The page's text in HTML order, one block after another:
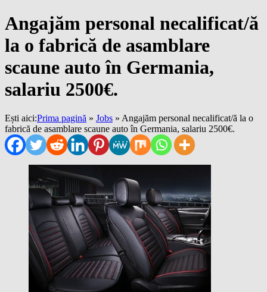
Angajăm personal necalificat/ă
la o fabrică de asamblare
scaune auto în Germania,
salariu 2500€.
Ești aici:Prima pagină » Jobs » Angajăm personal necalificat/ă la o
fabrică de asamblare scaune auto în Germania, salariu 2500€.